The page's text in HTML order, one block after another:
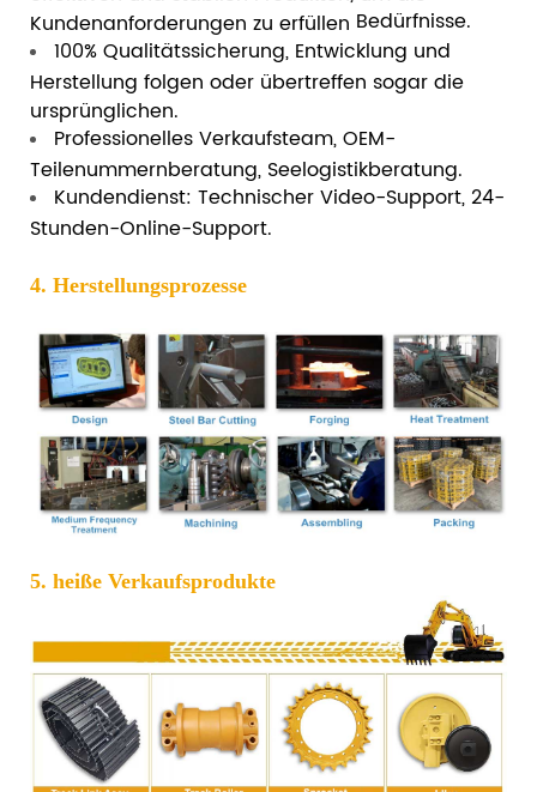
Kundenanforderungen zu erfüllen Bedürfnisse.
100% Qualitätssicherung, Entwicklung und
Herstellung folgen oder übertreffen sogar die
ursprünglichen.
Professionelles Verkaufsteam, OEM-
Teilenummernberatung, Seelogistikberatung.
Kundendienst: Technischer Video-Support, 24-
Stunden-Online-Support.
4. Herstellungsprozesse
5. heiße Verkaufsprodukte